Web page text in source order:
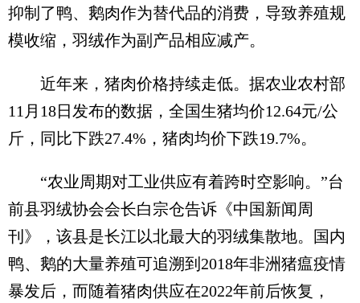
抑制了鸭、鹅肉作为替代品的消费，导致养殖规
模收缩，羽绒作为副产品相应减产。
近年来，猪肉价格持续走低。据农业农村部
11月18日发布的数据，全国生猪均价12.64元/公
斤，同比下跌27.4%，猪肉均价下跌19.7%。
“农业周期对工业供应有着跨时空影响。”台
前县羽绒协会会长白宗仓告诉《中国新闻周
刊》，该县是长江以北最大的羽绒集散地。国内
鸭、鹅的大量养殖可追溯到2018年非洲猪瘟疫情
暴发后，而随着猪肉供应在2022年前后恢复，